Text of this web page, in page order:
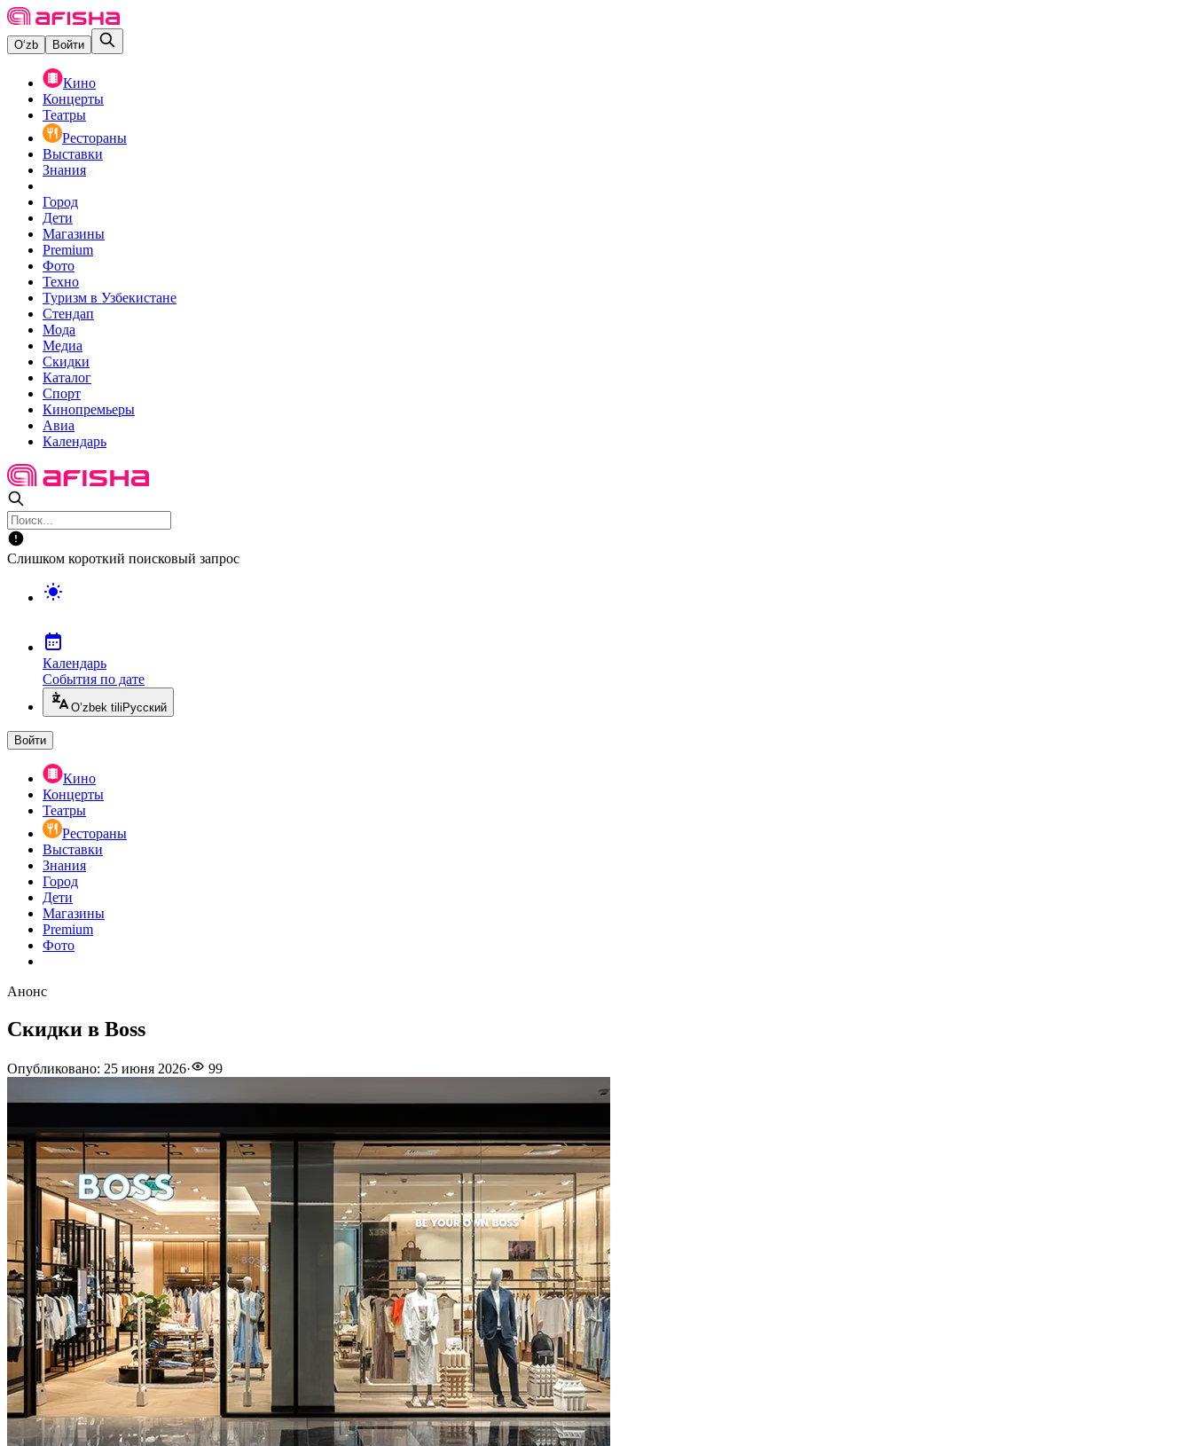
O‘zb Войти
Кино
Концерты
Театры
Рестораны
Выставки
Знания
Город
Дети
Магазины
Premium
Фото
Техно
Туризм в Узбекистане
Стендап
Мода
Медиа
Скидки
Каталог
Спорт
Кинопремьеры
Авиа
Календарь
Слишком короткий поисковый запрос
Календарь
События по дате
O’zbek tili Русский
Войти
Кино
Концерты
Театры
Рестораны
Выставки
Знания
Город
Дети
Магазины
Premium
Фото
Анонс
Скидки в Boss
Опубликовано: 25 июня 2026· 99